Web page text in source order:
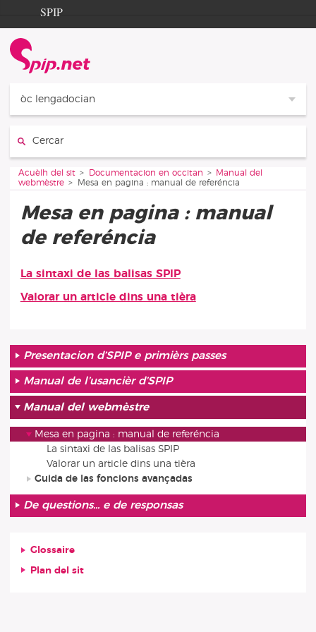
Aller au contenu
Aller à la navigation
SPIP
Documentation
Contribution
òc lengadocian
Vous êtes ici :
Acuèlh del sit Documentacion en occitan
Manual del
webmèstre
Mesa en pagina : manual de referéncia
Mesa en pagina : manual
de referéncia
Articles d’aquela rubrica
La sintaxi de las balisas SPIP
Valorar un article dins una tièra
Presentacion d’SPIP e primièrs passes
Manual de l’usancièr d’SPIP
Manual del webmèstre
Mesa en pagina : manual de referéncia
La sintaxi de las balisas SPIP
Valorar un article dins una tièra
Guida de las foncions avançadas
De questions... e de responsas
Glossaire
Plan del sit